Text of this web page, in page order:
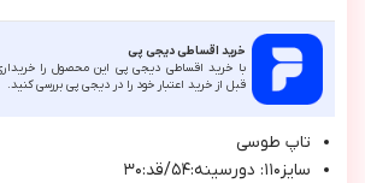
خرید اقساطی دیجی پی
با خرید اقساطی دیجی پی این محصول را
قبل از خرید اعتبار خود را در دیجی پی بررسی کنید.
تاپ طوسي
سايز١١٠: دورسينه:٥٤/قد:٣٠